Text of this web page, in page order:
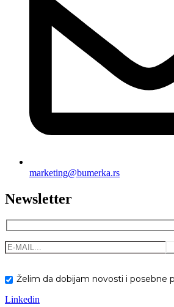
marketing@bumerka.rs
Newsletter
Želim da dobijam novosti i posebne
Linkedin